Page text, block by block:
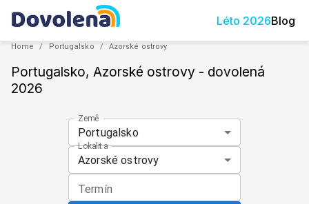
Léto 2026Blog
Home / Portugalsko / Azorské ostrovy
Portugalsko, Azorské ostrovy - dovolená
2026
Země
Portugalsko
Lokalita
Azorské ostrovy
Termín